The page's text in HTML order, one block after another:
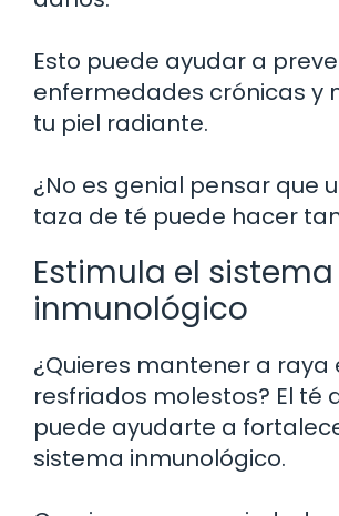
Esto puede ayudar a
enfermedades crónicas y
tu piel radiante.
¿No es genial pensar que
taza de té puede hacer
Estimula el sistema
inmunológico
¿Quieres mantener a raya
resfriados molestos? El té
puede ayudarte a
sistema inmunológico.